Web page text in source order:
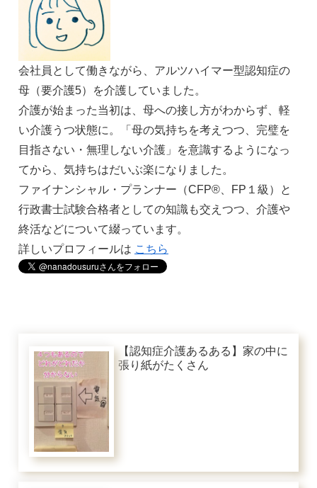
会社員として働きながら、アルツハイマー型認知症の
母（要介護5）を介護していました。
介護が始まった当初は、母への接し方がわからず、軽
い介護うつ状態に。「母の気持ちを考えつつ、完璧を
目指さない・無理しない介護」を意識するようになっ
てから、気持ちはだいぶ楽になりました。
ファイナンシャル・プランナー（CFP®️、FP１級）と
行政書士試験合格者としての知識も交えつつ、介護や
終活などについて綴っています。
詳しいプロフィールは こちら
【認知症介護あるある】家の中に
張り紙がたくさん